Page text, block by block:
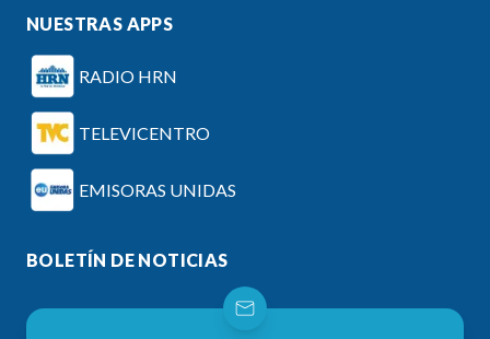
NUESTRAS APPS
RADIO HRN
TELEVICENTRO
EMISORAS UNIDAS
BOLETÍN DE NOTICIAS